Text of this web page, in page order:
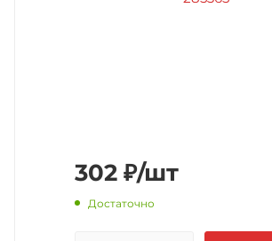
302 ₽/шт
Достаточно